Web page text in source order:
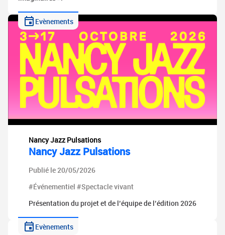
Evènements
Nancy Jazz Pulsations
Nancy Jazz Pulsations
Publié le 20/05/2026
#Événementiel #Spectacle vivant
Présentation du projet et de l’équipe de l’édition 2026
Evènements